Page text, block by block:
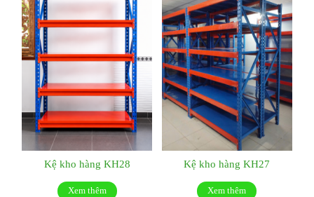
Kệ kho hàng KH28
Xem thêm
Kệ kho hàng KH27
Xem thêm